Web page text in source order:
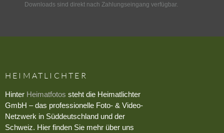
Downloads sind direkt nach Zahlungseingang verfügbar.
HEIMATLICHTER
Hinter Heimatfotos steht die Heimatlichter
GmbH – das professionelle Foto- & Video-
Netzwerk in Süddeutschland und der
Schweiz. Hier finden Sie mehr über uns